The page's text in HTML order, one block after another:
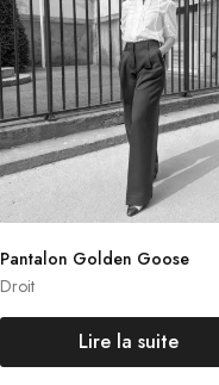
Droit
Pantalon Golden Goose
Lire la suite